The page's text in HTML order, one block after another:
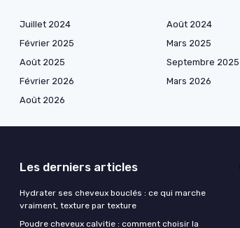
Juillet 2024 Août 2024
Février 2025 Mars 2025
Août 2025 Septembre 2025
Février 2026 Mars 2026
Août 2026
Les derniers articles
Hydrater ses cheveux bouclés : ce qui marche
vraiment, texture par texture
Poudre cheveux calvitie : comment choisir la